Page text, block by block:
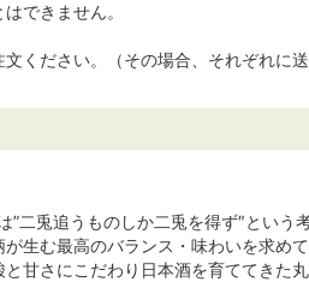
できません。
ください。（その場合、それぞれに送
二兎追うものしか二兎を得ず″とい
が生む最高のバランス・味わいを求
甘さにこだわり日本酒を育ててきた